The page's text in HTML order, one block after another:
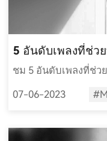
5 อันดับเพลงที่ช่ว
ชม 5 อันดับเพลงที่ช่ว
07-06-2023